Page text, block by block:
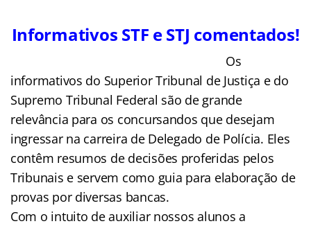
Informativos STF e STJ comentados!
Os
informativos do Superior Tribunal de Justiça e do
Supremo Tribunal Federal são de grande
relevância para os concursandos que desejam
ingressar na carreira de Delegado de Polícia. Eles
contêm resumos de decisões proferidas pelos
Tribunais e servem como guia para elaboração de
provas por diversas bancas.
Com o intuito de auxiliar nossos alunos a